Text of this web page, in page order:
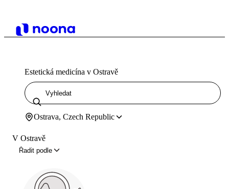
Estetická medicína v Ostravě
Ostrava, Czech Republic
V Ostravě
Řadit podle